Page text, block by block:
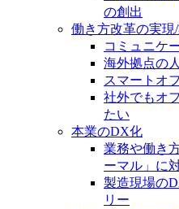
の創出
働き方改革の実現
コミュニケ
海外拠点の
スマートオ
社外でもオ
たい
本業のDX化
業務や働き
ーマル」に
製造現場の
リー